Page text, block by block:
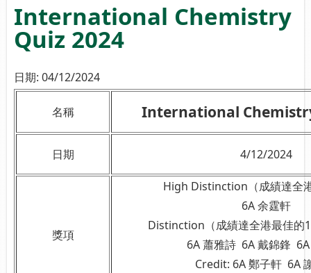
International Chemistry
Quiz 2024
日期: 04/12/2024
名稱 International
日期 4/12/2024
獎項
High Distinction（成績達全
6A 余霆軒
Distinction（成績達全港最佳的
6A 蕭雅詩 6A 戴錦鋒
Credit: 6A 鄭子軒 6A